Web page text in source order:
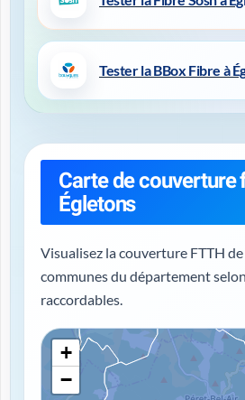
Tester la BBox Fibre à
Carte de couverture
Égletons
Visualisez la couverture FTTH
communes du département
raccordables.
+
−